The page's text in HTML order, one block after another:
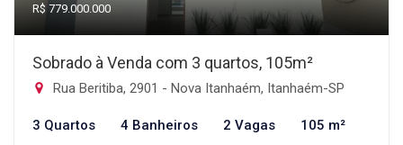
R$ 779.000.000
Sobrado à Venda com 3 quartos, 105m²
Rua Beritiba, 2901 - Nova Itanhaém, Itanhaém-SP
3 Quartos 4 Banheiros 2 Vagas 105 m²